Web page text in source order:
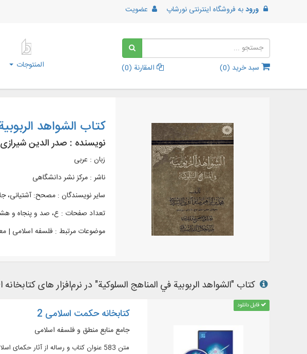
ورودبه فروشگاه اینترنتی نورشاپ عضویت
سبد خرید (0
) المقارنة (0
) المنتوجات
کتاب الشواهد
نویسنده : صدر الدین
زبان : عربی
ناشر : مرکز نشر دانشگاهی
سایر نویسندگان : مصحح:
تعداد صفحات : ع، صد و پنجاه و هشت،
موضوعات مرتبط : فلسفه اسلامی |
کتاب "الشواهد الربوبیة في المناهج السلوکیة" در نرم‌افزار های
قابل دانلود
کتابخانه حکمت اسلامی 2
جامع منابع منطق و فلسفه اسلامی
متن 583 عنوان کتاب و رساله از آثار حکمای اسلامی ...